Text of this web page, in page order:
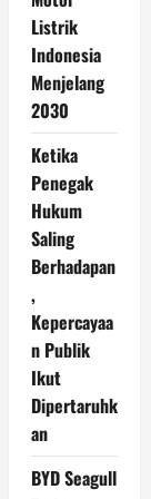
Listrik
Indonesia
Menjelang
2030
Ketika
Penegak
Hukum
Saling
Berhadapan
,
Kepercayaa
n Publik
Ikut
Dipertaruhk
an
BYD Seagull